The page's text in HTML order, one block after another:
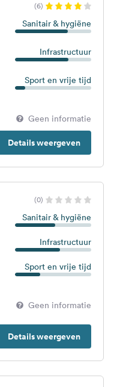
(6)
Sanitair & hygiëne
Infrastructuur
Sport en vrije tijd
Geen informatie
Details weergeven
(0)
Sanitair & hygiëne
Infrastructuur
Sport en vrije tijd
Geen informatie
Details weergeven